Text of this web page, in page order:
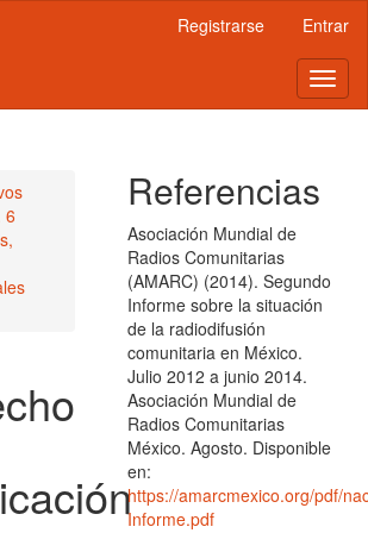
Registrarse Entrar
6
Referencias
Asociación Mundial de
Radios Comunitarias
(AMARC) (2014). Segundo
Informe sobre la situación
de la radiodifusión
comunitaria en México.
Julio 2012 a junio 2014.
Asociación Mundial de
Radios Comunitarias
México. Agosto. Disponible
en:
https://amarcmexico.org/pdf/
Informe.pdf